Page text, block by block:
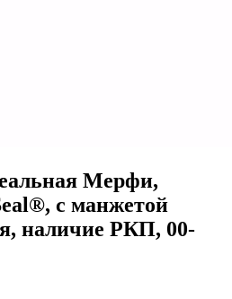
Мерфи,
с манжетой
наличие РКП, 00-